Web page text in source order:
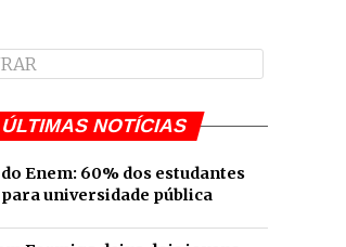
ÚLTIMAS NOTÍCIAS
Enem: 60% dos estudantes
universidade pública